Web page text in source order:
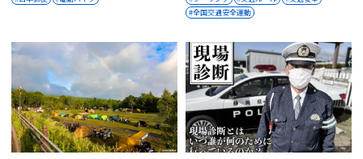
全国交通安全運動